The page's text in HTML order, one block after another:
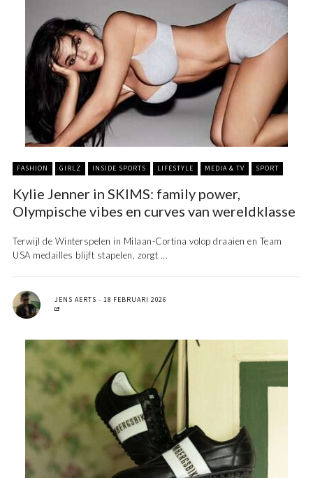
FASHION GIRLZ INSIDE SPORTS LIFESTYLE MEDIA & TV SPORT
Kylie Jenner in SKIMS: family power,
Olympische vibes en curves van wereldklasse
Terwijl de Winterspelen in Milaan-Cortina volop draaien en Team
USA medailles blijft stapelen, zorgt ...
JENS AERTS 18 FEBRUARI 2026